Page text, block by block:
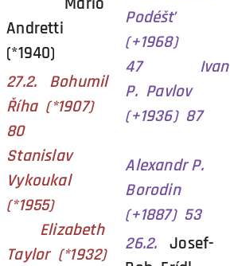
Andretti
(*1940)
27.2. Bohumil
Říha (*1907)
80
Stanislav
Vykoukal
(*1955)
Elizabeth
Taylor (*1932)
Podéšť
(+1968)
47 Ivan
P. Pavlov
(+1936) 87
Alexandr P.
Borodin
(+1887) 53
26.2. Josef-